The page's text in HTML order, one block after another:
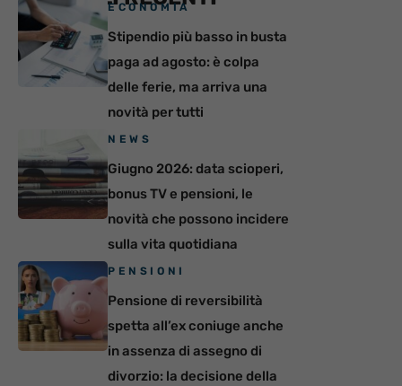
ECONOMIA
Stipendio più basso in busta
paga ad agosto: è colpa
delle ferie, ma arriva una
novità per tutti
NEWS
Giugno 2026: data scioperi,
bonus TV e pensioni, le
novità che possono incidere
sulla vita quotidiana
PENSIONI
Pensione di reversibilità
spetta all’ex coniuge anche
in assenza di assegno di
divorzio: la decisione della